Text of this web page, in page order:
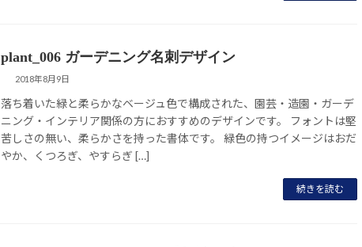
plant_006 ガーデニング名刺デザイン
2018年8月9日
落ち着いた緑と柔らかなベージュ色で構成された、園芸・造園・ガーデ
ニング・インテリア関係の方におすすめのデザインです。 フォントは堅
苦しさの無い、柔らかさを持った書体です。 緑色の持つイメージはおだ
やか、くつろぎ、やすらぎ […]
続きを読む